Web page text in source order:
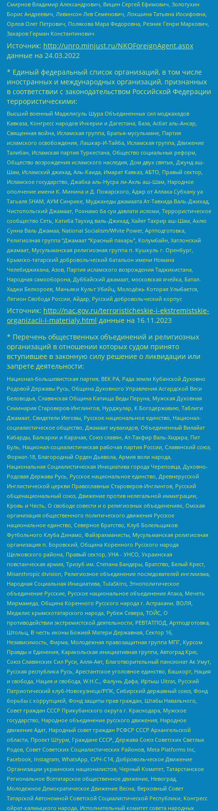
Смирнов Владимир Александрович, Вицин Сергей Ефимович, Золотухин
Борис Андреевич, Левинсон Лев Семенович, Локшина Татьяна Иосифовна,
Орлов Олег Петрович, Полякова Мара Федоровна, Резник Генри Маркович,
Захаров Герман Константинович
Источник: http://unro.minjust.ru/NKOForeignAgent.aspx
данные на 24.03.2022
* Единый федеральный список организаций, в том числе
иностранных и международных организаций, признанных
в соответствии с законодательством Российской Федерации
террористическими:
Высший военный Маджлисуль Шура Объединенных сил моджахедов
Кавказа, Конгресс народов Ичкерии и Дагестана, База, Асбат аль-Ансар,
Священная война, Исламская группа, Братья-мусульмане, Партия
исламского освобождения, Лашкар-И-Тайба, Исламская группа, Движение
Талибан, Исламская партия Туркестана, Общество социальных реформ,
Общество возрождения исламского наследия, Дом двух святых, Джунд аш-
Шам, Исламский джихад, Аль-Каида, Имарат Кавказ, АБТО, Правый сектор,
Исламское государство, Джабха аль-Нусра ли-Ахль аш-Шам, Народное
ополчение имени К. Минина и Д. Пожарского, Аджр от Аллаха Субхану уа
Тагьаля SHAM, АУМ Синрике, Муджахеды джамаата Ат-Тавхида Валь-Джихад,
Чистопольский Джамаат, Рохнамо ба суи давлати исломи, Террористическое
сообщество Сеть, Катиба Таухид валь-Джихад, Хайят Тахрир аш-Шам, Ахлю
Сунна Валь Джамаа, National Socialism/White Power, Артподготовка,
Религиозная группа “Джамаат “Красный пахарь”, Колумбайн, Хатлонский
джамаат, Мусульманская религиозная группа п. Кушкуль г. Оренбург,
Крымско-татарский добровольческий батальон имени Номана
Челебиджихана, Азов, Партия исламского возрождения Таджикистана,
Народная самооборона, Дуббайский джамаат, московская ячейка, Батал-
Хаджи Белхороев, Маньяки Культ Убийц, Молодёжь Которая Улыбается,
Легион Свобода России, Айдар, Русский добровольческий корпус
Источник: http://nac.gov.ru/terroristicheskie-i-ekstremistskie-
organizacii-i-materialy.html данные на 16.11.2023
* Перечень общественных объединений и религиозных
организаций в отношении которых судом принято
вступившее в законную силу решение о ликвидации или
запрете деятельности:
Национал-большевистская партия, ВЕК РА, Рада земли Кубанской Духовно
Родовой Державы Русь, Община Духовного Управления Асгардской Веси
Беловодья, Славянская Община Капища Веды Перуна, Мужская Духовная
Семинария Староверов-Инглингов, Нурджулар, К Богодержавию, Таблиги
Джамаат, Свидетели Иеговы, Русское национальное единство, Национал-
социалистическое общество, Джамаат мувахидов, Объединенный Вилайат
Кабарды, Балкарии и Карачая, Союз славян, Ат-Такфир Валь-Хиджра, Пит
Буль, Национал-социалистическая рабочая партия России, Славянский союз,
Формат-18, Благородный Орден Дьявола, Армия воли народа,
Национальная Социалистическая Инициатива города Череповца, Духовно-
Родовая Держава Русь, Русское национальное единство, Древнерусской
Инглистической церкви Православных Староверов-Инглингов, Русский
общенациональный союз, Движение против нелегальной иммиграции,
Кровь и Честь, О свободе совести и о религиозных объединениях, Омская
организация общественного политического движения Русское
национальное единство, Северное Братство, Клуб Болельщиков
Футбольного Клуба Динамо, Файзрахманисты, Мусульманская религиозная
организация п. Боровский, Община Коренного Русского народа
Щелковского района, Правый сектор, УНА - УНСО, Украинская
повстанческая армия, Тризуб им. Степана Бандеры, Братство, Белый Крест,
Misanthropic division, Религиозное объединение последователей инглиизма,
Народная Социальная Инициатива, TulaSkins, Этнополитическое
объединение Русские, Русское национальное объединение Атака, Мечеть
Мирмамеда, Община Коренного Русского народа г. Астрахани, ВОЛЯ,
Меджлис крымскотатарского народа, Рубеж Севера, ТОЙС, О
противодействии экстремистской деятельности, РЕВТАТПОД, Артподготовка,
Штольц, В честь иконы Божией Матери Державная, Сектор 16,
Независимость, Фирма, Молодежная правозащитная группа МПГ, Курсом
Правды и Единения, Каракольская инициативная группа, Автоград Крю,
Союз Славянских Сил Руси, Алля-Аят, Благотворительный пансионат Ак Умут,
Русская республика Русь, Арестантское уголовное единство, Башкорт, Нация
и свобода, Нация и свобода, W.H.С., Фалунь Дафа, Иртыш Ultras, Русский
Патриотический клуб-Новокузнецк/РПК, Сибирский державный союз, Фонд
борьбы с коррупцией, Фонд защиты прав граждан, Штабы Навального,
Совет граждан СССР Прикубанского округа г. Краснодара, Мужское
государство, Народное объединение русского движения, Народное
движение Адат, Народный совет граждан РСФСР СССР Архангельской
области, Проект Штурм, Граждане СССР, Держава Союз Советских Светлых
Родов, Совет Советских Социалистических Районов, Meta Platforms Inc,
Facebook, Instagram, WhatsApp, СИЧ-С14, Добровольческое Движение
Организации украинских националистов, Черный Комитет, Татарстанское
Региональное Всетатарское общественное движение, Невоград,
Молодежное Демократическое Движение Весна, Верховный Совет
Татарской Автономной Советской Социалистической Республики, Конгресс
ойрат-калмыцкого народа, Исполнительный комитет совета народных